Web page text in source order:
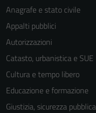
Anagrafe e stato civile
Appalti pubblici
Autorizzazioni
Catasto, urbanistica e SUE
Cultura e tempo libero
Educazione e formazione
Giustizia, sicurezza